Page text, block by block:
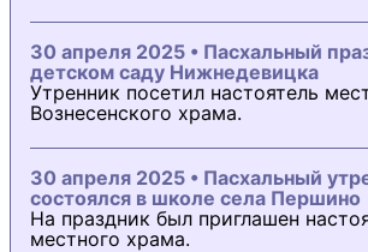
30 апреля 2025 • Пасхальный
детском саду Нижнедевицка
Утренник посетил настоятель
Вознесенского храма.
30 апреля 2025 • Пасхальный
состоялся в школе села Першино
На праздник был приглашен
местного храма.